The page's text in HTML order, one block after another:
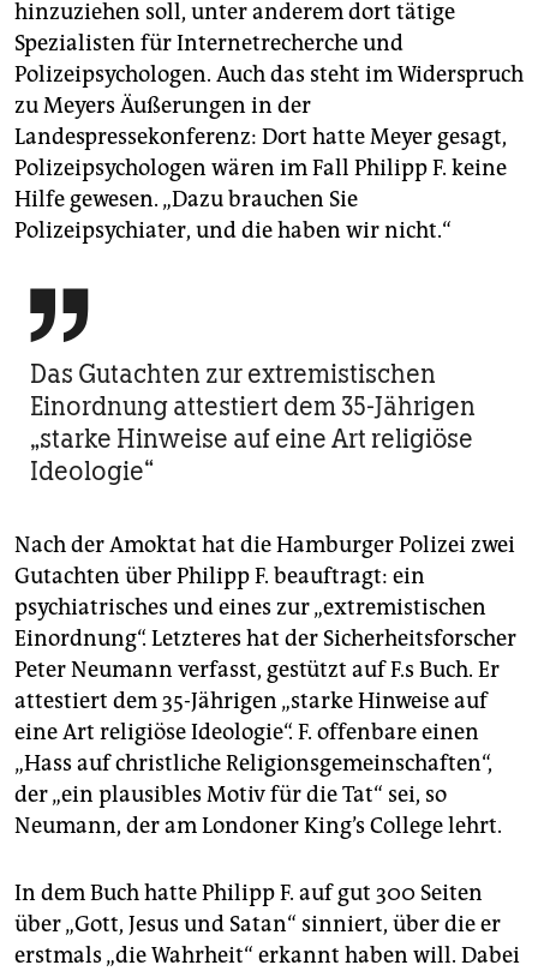
hinzuziehen soll, unter anderem dort tätige
Spezialisten für Internetrecherche und
Polizeipsychologen. Auch das steht im Widerspruch
zu Meyers Äußerungen in der
Landespressekonferenz: Dort hatte Meyer gesagt,
Polizeipsychologen wären im Fall Philipp F. keine
Hilfe gewesen. „Dazu brauchen Sie
Polizeipsychiater, und die haben wir nicht.“

Das Gutachten zur extremistischen
Einordnung attestiert dem 35-Jährigen
„starke Hinweise auf eine Art religiöse
Ideologie“
Nach der Amoktat hat die Hamburger Polizei zwei
Gutachten über Philipp F. beauftragt: ein
psychiatrisches und eines zur „extremistischen
Einordnung“. Letzteres hat der Sicherheitsforscher
Peter Neumann verfasst, gestützt auf F.s Buch. Er
attestiert dem 35-Jährigen „starke Hinweise auf
eine Art religiöse Ideologie“. F. offenbare einen
„Hass auf christliche Religionsgemeinschaften“,
der „ein plausibles Motiv für die Tat“ sei, so
Neumann, der am Londoner King’s College lehrt.
In dem Buch hatte Philipp F. auf gut 300 Seiten
über „Gott, Jesus und Satan“ sinniert, über die er
erstmals „die Wahrheit“ erkannt haben will. Dabei